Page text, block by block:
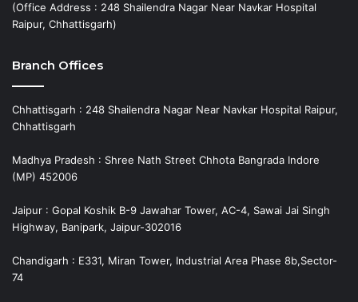
(Office Address : 248 Shailendra Nagar Near Navkar Hospital
Raipur, Chhattisgarh)
Branch Offices
Chhattisgarh : 248 Shailendra Nagar Near Navkar Hospital Raipur,
Chhattisgarh
Madhya Pradesh : Shree Nath Street Chhota Bangrada Indore
(MP) 452006
Jaipur : Gopal Koshik B-9 Jawahar Tower, AC-4, Sawai Jai Singh
Highway, Banipark, Jaipur-302016
Chandigarh : E331, Miran Tower, Industrial Area Phase 8b,Sector-
74